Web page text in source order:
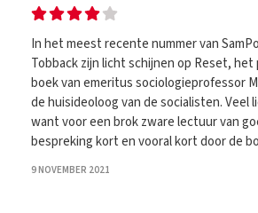
In het meest recente nummer van
Tobback zijn licht schijnen op Reset, het
boek van emeritus sociologieprofessor
de huisideoloog van de socialisten. Veel
want voor een brok zware lectuur van
bespreking kort en vooral kort door de
9 NOVEMBER 2021